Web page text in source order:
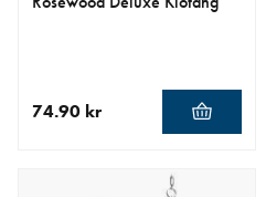
74.90 kr